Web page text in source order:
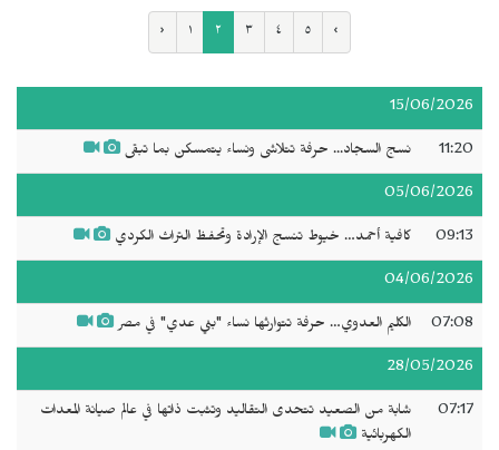
‹ ١ ٢ ٣ ٤ ٥ ›
15/06/2026
11:20 نسج السجاد... حرفة تتلاشى ونساء يتمسكن بما تبقى
05/06/2026
09:13 كافية أحمد… خيوط تنسج الإرادة وتحفظ التراث الكردي
04/06/2026
07:08 الكليم العدوي… حرفة تتوارثها نساء "بني عدي" في مصر
28/05/2026
07:17
شابة من الصعيد تتحدى التقاليد وتثبت ذاتها في عالم صيانة المعدات
الكهربائية